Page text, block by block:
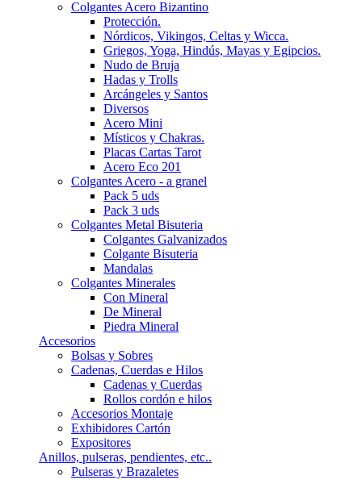
Colgantes Acero Bizantino
Protección.
Nórdicos, Vikingos, Celtas y Wicca.
Griegos, Yoga, Hindús, Mayas y Egipcios.
Nudo de Bruja
Hadas y Trolls
Arcángeles y Santos
Diversos
Acero Mini
Místicos y Chakras.
Placas Cartas Tarot
Acero Eco 201
Colgantes Acero - a granel
Pack 5 uds
Pack 3 uds
Colgantes Metal Bisuteria
Colgantes Galvanizados
Colgante Bisuteria
Mandalas
Colgantes Minerales
Con Mineral
De Mineral
Piedra Mineral
Accesorios
Bolsas y Sobres
Cadenas, Cuerdas e Hilos
Cadenas y Cuerdas
Rollos cordón e hilos
Accesorios Montaje
Exhibidores Cartón
Expositores
Anillos, pulseras, pendientes, etc..
Pulseras y Brazaletes